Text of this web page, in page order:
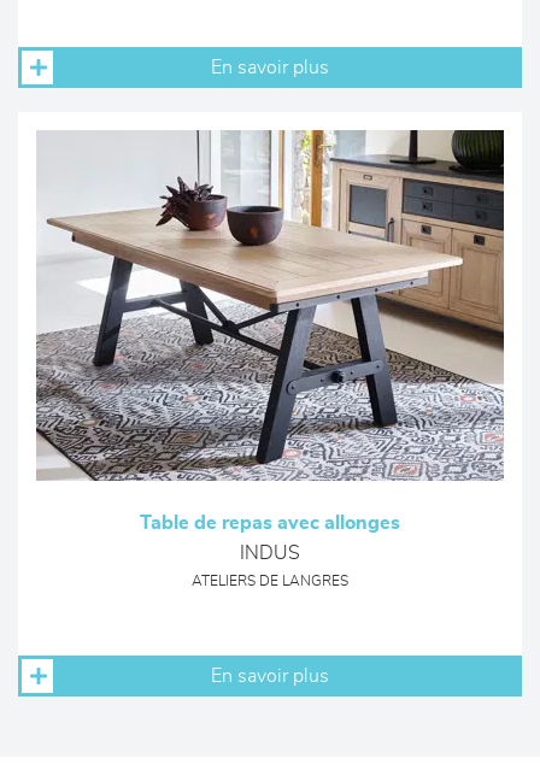
En savoir plus
Table de repas avec allonges
INDUS
ATELIERS DE LANGRES
En savoir plus